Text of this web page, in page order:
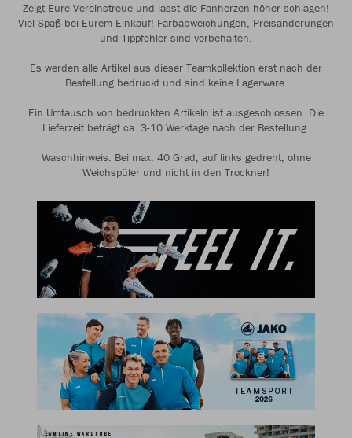
Zeigt Eure Vereinstreue und lasst die Fanherzen höher schlagen!
Viel Spaß bei Eurem Einkauf! Farbabweichungen, Preisänderungen
und Tippfehler sind vorbehalten.
Es werden alle Artikel aus dieser Teamkollektion erst nach der
Bestellung bedruckt und sind keine Lagerware.
Ein Umtausch von bedruckten Artikeln ist ausgeschlossen. Die
Lieferzeit beträgt ca. 3-10 Werktage nach der Bestellung.
Waschhinweis: Bei max. 40 Grad, auf links gedreht, ohne
Weichspüler und nicht in den Trockner!